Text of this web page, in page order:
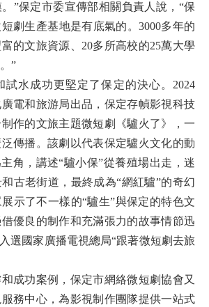
”保定市委宣傳部相關負責人說，“保
劇生產基地是有底氣的。3000多年的
的文旅資源、20多所高校的25萬大學
”
水成功更堅定了保定的決心。2024
電和旅游局出品，保定存幀影視科技
作的文旅主題微短劇《驢火了》，一
傳播。該劇以代表保定驢火文化的動
角，講述“驢小保”從養殖場出走，迷
古老街道，最終成為“網紅驢”的奇幻
示了不一樣的“驢生”與保定的特色文
優良的制作和充滿張力的故事情節迅
選國家廣播電視總局“跟著微短劇去旅
功案例，保定市網絡微短劇協會又
務中心，為影視制作團隊提供一站式